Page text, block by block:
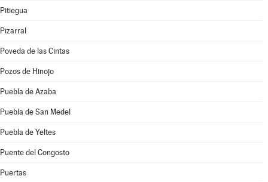
Pitiegua
Pizarral
Poveda de las Cintas
Pozos de Hinojo
Puebla de Azaba
Puebla de San Medel
Puebla de Yeltes
Puente del Congosto
Puertas